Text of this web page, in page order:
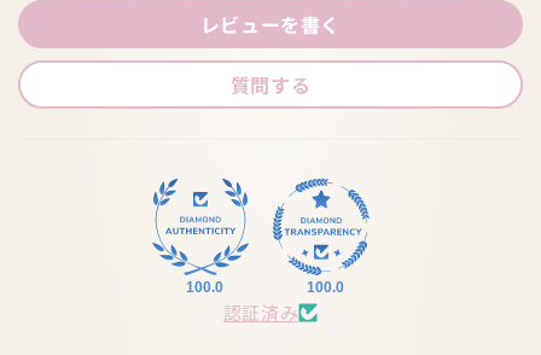
レビューを書く
質問する
100.0 100.0
認証済み